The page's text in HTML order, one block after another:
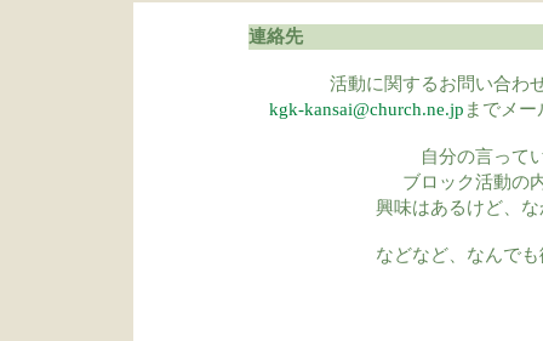
連絡先
活動に関するお問い合わ
kgk-kansai@church.ne.jp までメ
自分の言って
ブロック活動の
興味はあるけど、
などなど、なんで